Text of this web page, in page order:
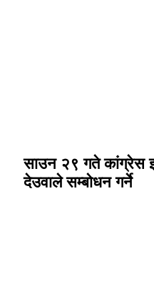
साउन २९ गते कांग्रेस
देउवाले सम्बोधन गर्ने